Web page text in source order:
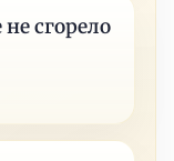
сгорело